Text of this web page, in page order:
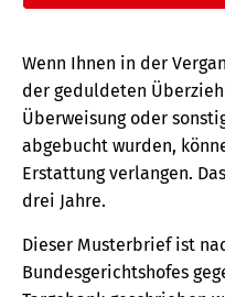
Wenn Ihnen in der
der geduldeten
Überweisung oder
abgebucht wurden,
Erstattung verlangen.
drei Jahre.
Dieser Musterbrief ist
Bundesgerichtshofes